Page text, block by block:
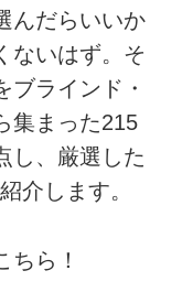
んだらいいか
ないはず。そ
ブラインド・
集まった215
し、厳選した
介します。
ら！